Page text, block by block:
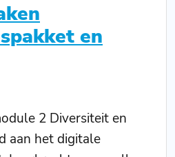
en
2 Diversiteit en
aan het digitale